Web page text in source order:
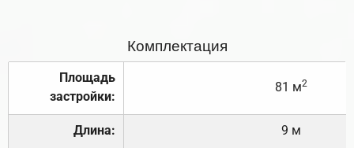
Комплектация
Площадь
застройки:
81 м2
Длина: 9 м